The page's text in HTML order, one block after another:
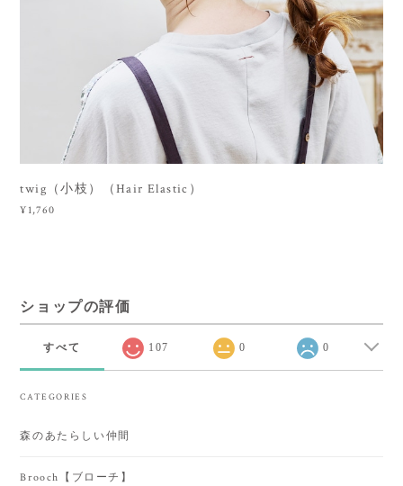
twig（小枝）（Hair Elastic）
¥1,760
ショップの評価
すべて 107 0 0
CATEGORIES
森のあたらしい仲間
Brooch【ブローチ】